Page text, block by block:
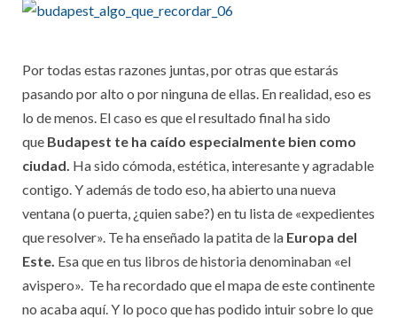
Por todas estas razones juntas, por otras que estarás
pasando por alto o por ninguna de ellas. En realidad, eso es
lo de menos. El caso es que el resultado final ha sido
que Budapest te ha caído especialmente bien como
ciudad. Ha sido cómoda, estética, interesante y agradable
contigo. Y además de todo eso, ha abierto una nueva
ventana (o puerta, ¿quien sabe?) en tu lista de «expedientes
que resolver». Te ha enseñado la patita de la Europa del
Este. Esa que en tus libros de historia denominaban «el
avispero». Te ha recordado que el mapa de este continente
no acaba aquí. Y lo poco que has podido intuir sobre lo que